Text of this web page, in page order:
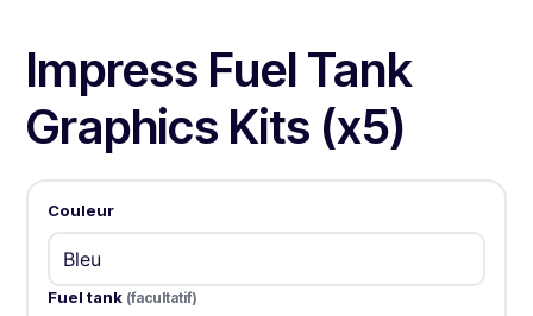
Impress Fuel Tank
Graphics Kits (x5)
Couleur
Fuel tank (facultatif)